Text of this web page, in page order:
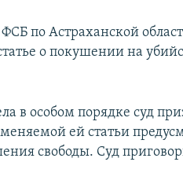
по Астраханской
о покушении на
в особом порядке суд
ей статьи
свободы. Суд